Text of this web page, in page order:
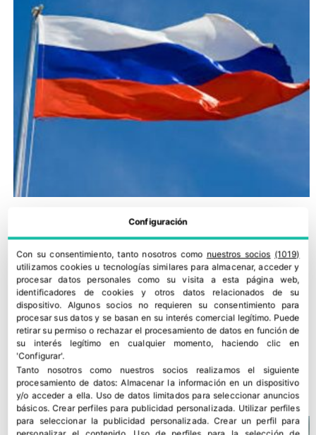
¿Dónde se recolocarán los 9,5 millones de tn que iban a Rusia?
28 marzo, 2022
Configuración
Con su consentimiento, tanto nosotros como nuestros socios (1019)
utilizamos cookies u tecnologías similares para almacenar, acceder y
procesar datos personales como su visita a esta página web,
identificadores de cookies y otros datos relacionados de su
dispositivo. Algunos socios no requieren su consentimiento para
procesar sus datos y se basan en su interés comercial legítimo. Puede
retirar su permiso o rechazar el procesamiento de datos en función de
su interés legítimo en cualquier momento, haciendo clic en
'Configurar'.
Tanto nosotros como nuestros socios realizamos el siguiente
procesamiento de datos:Almacenar la información en un dispositivo
y/o acceder a ella. Uso de datos limitados para seleccionar anuncios
básicos.Crear perfiles para publicidad personalizada. Utilizar perfiles
para seleccionar la publicidad personalizada.Crear un perfil para